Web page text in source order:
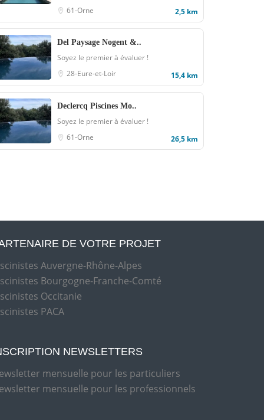
61-Orne
2,5 km
Del Paysage Nogent &..
Soyez le premier à évaluer !
28-Eure-et-Loir
15,4 km
Declercq Piscines Mo..
Soyez le premier à évaluer !
61-Orne
26,5 km
DE VOTRE PROJET
Auvergne-Rhône-Alpes
Bourgogne-Franche-Comté
Occitanie
PACA
NEWSLETTERS
mensuelle pour les particuliers
mensuelle pour les professionnels